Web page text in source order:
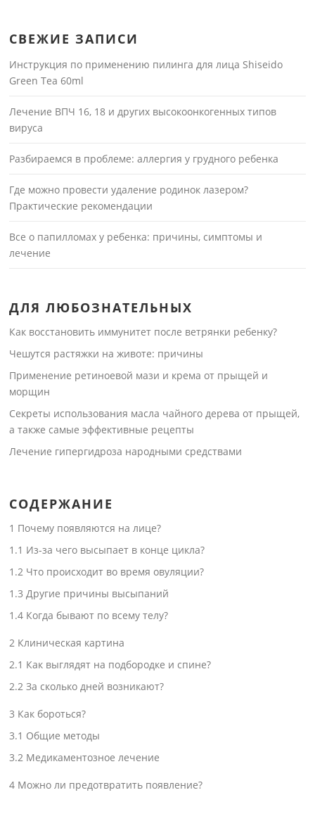
СВЕЖИЕ ЗАПИСИ
Инструкция по применению пилинга для лица Shiseido
Green Tea 60ml
Лечение ВПЧ 16, 18 и других высокоонкогенных типов
вируса
Разбираемся в проблеме: аллергия у грудного ребенка
Где можно провести удаление родинок лазером?
Практические рекомендации
Все о папилломах у ребенка: причины, симптомы и
лечение
ДЛЯ ЛЮБОЗНАТЕЛЬНЫХ
Как восстановить иммунитет после ветрянки ребенку?
Чешутся растяжки на животе: причины
Применение ретиноевой мази и крема от прыщей и
морщин
Секреты использования масла чайного дерева от прыщей,
а также самые эффективные рецепты
Лечение гипергидроза народными средствами
СОДЕРЖАНИЕ
1 Почему появляются на лице?
1.1 Из-за чего высыпает в конце цикла?
1.2 Что происходит во время овуляции?
1.3 Другие причины высыпаний
1.4 Когда бывают по всему телу?
2 Клиническая картина
2.1 Как выглядят на подбородке и спине?
2.2 За сколько дней возникают?
3 Как бороться?
3.1 Общие методы
3.2 Медикаментозное лечение
4 Можно ли предотвратить появление?